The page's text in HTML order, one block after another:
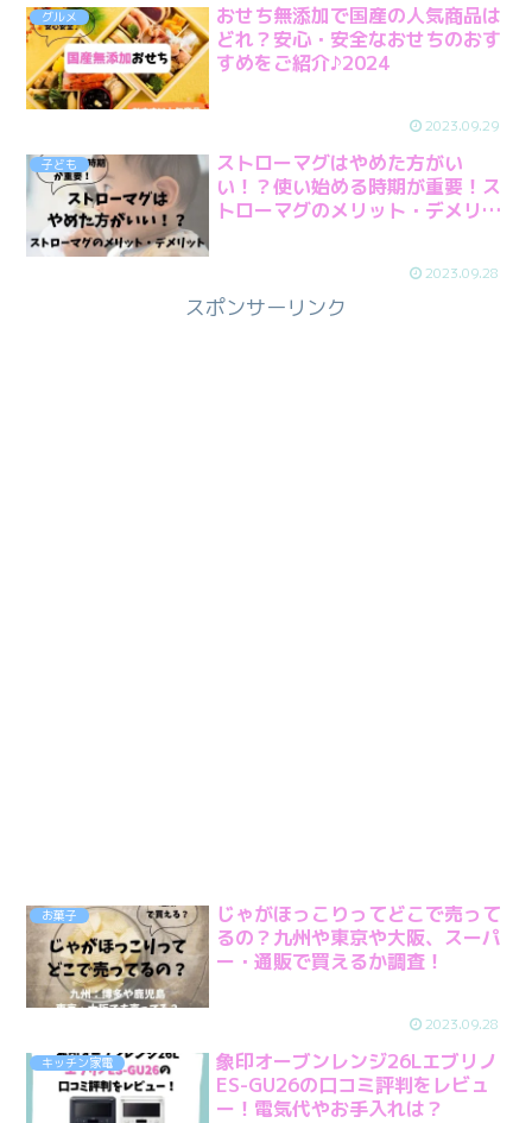
グルメ
おせち無添加で国産の人気商品は
どれ？安心・安全なおせちのおす
すめをご紹介♪2024
2023.09.29
子ども
ストローマグはやめた方がい
い！？使い始める時期が重要！ス
トローマグのメリット・デメリッ
2023.09.28
スポンサーリンク
お菓子
じゃがほっこりってどこで売って
るの？九州や東京や大阪、スーパ
ー・通販で買えるか調査！
2023.09.28
キッチン家電
象印オーブンレンジ26Lエブリノ
ES-GU26の口コミ評判をレビュ
ー！電気代やお手入れは？